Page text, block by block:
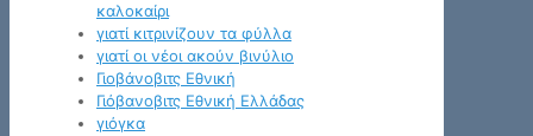
καλοκαίρι
γιατί κιτρινίζουν τα φύλλα
γιατί οι νέοι ακούν βινύλιο
Γιοβάνοβιτς Εθνική
Γιόβανοβιτς Εθνική Ελλάδας
γιόγκα